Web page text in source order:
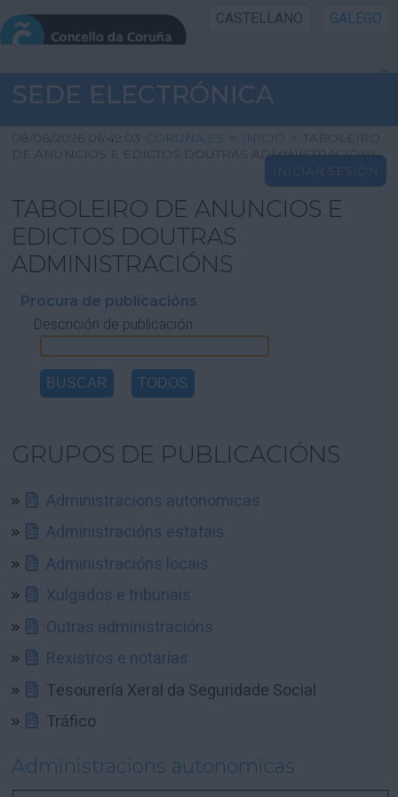
CASTELLANO GALEGO
INICIO SEDE
INICIO
INFORMACIÓN PÚBLICA
CARTAFOL CIDADÁN
UTILIDADES
AXUDA
SEDE ELECTRÓNICA
08/08/2026 06:49:03 CORUNA.ES > INICIO > TABOLEIRO
DE ANUNCIOS E EDICTOS DOUTRAS ADMINISTRACIÓNS
INICIAR SESIÓN
TABOLEIRO DE ANUNCIOS E
EDICTOS DOUTRAS
ADMINISTRACIÓNS
Procura de publicacións
Descrición de publicación
GRUPOS DE PUBLICACIÓNS
Administracions autonomicas
Administracións estatais
Administracións locais
Xulgados e tribunais
Outras administracións
Rexistros e notarías
Tesourería Xeral da Seguridade Social
Tráfico
Administracions autonomicas